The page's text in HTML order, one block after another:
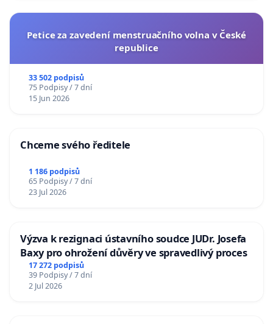
Petice za zavedení menstruačního volna v České
republice
33 502 podpisů
75 Podpisy / 7 dní
15 Jun 2026
Chceme svého ředitele
1 186 podpisů
65 Podpisy / 7 dní
23 Jul 2026
Výzva k rezignaci ústavního soudce JUDr. Josefa
Baxy pro ohrožení důvěry ve spravedlivý proces
17 272 podpisů
39 Podpisy / 7 dní
2 Jul 2026